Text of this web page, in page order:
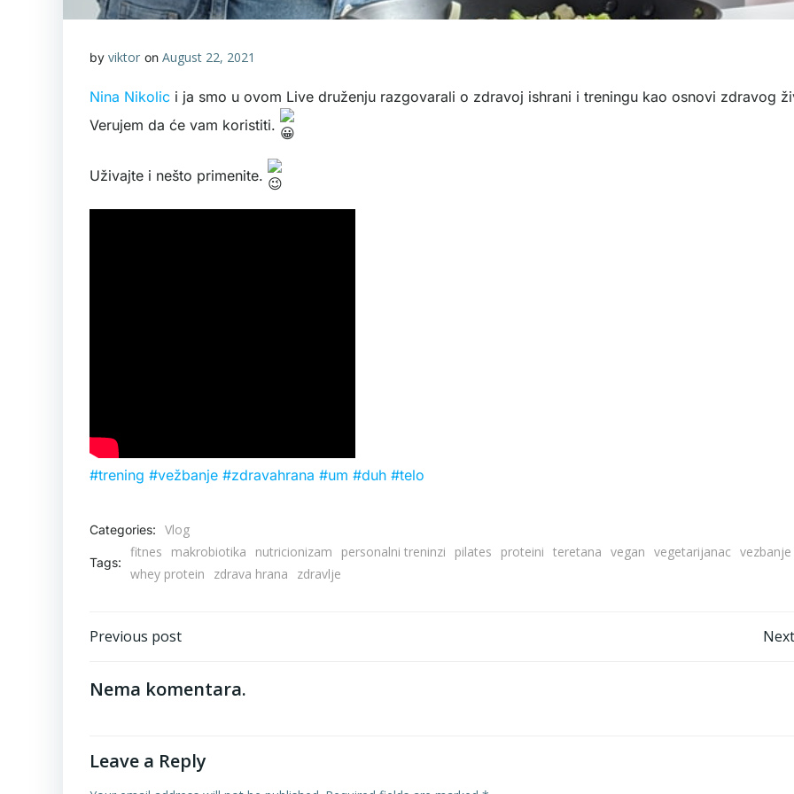
by viktor on August 22, 2021
Nina Nikolic i ja smo u ovom Live druženju razgovarali o zdravoj ishrani i treningu kao osnovi zdravog
Verujem da će vam koristiti.
Uživajte i nešto primenite.
#trening #vežbanje #zdravahrana #um #duh #telo
Categories: Vlog
Tags:
fitnes makrobiotika nutricionizam personalni treninzi pilates proteini teretana vegan vegetarijanac vezbanje
whey protein
zdrava hrana zdravlje
Post
navigation
Previous post
Nema komentara.
Leave a Reply